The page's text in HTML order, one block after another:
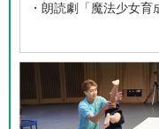
・朗読劇「魔法少女